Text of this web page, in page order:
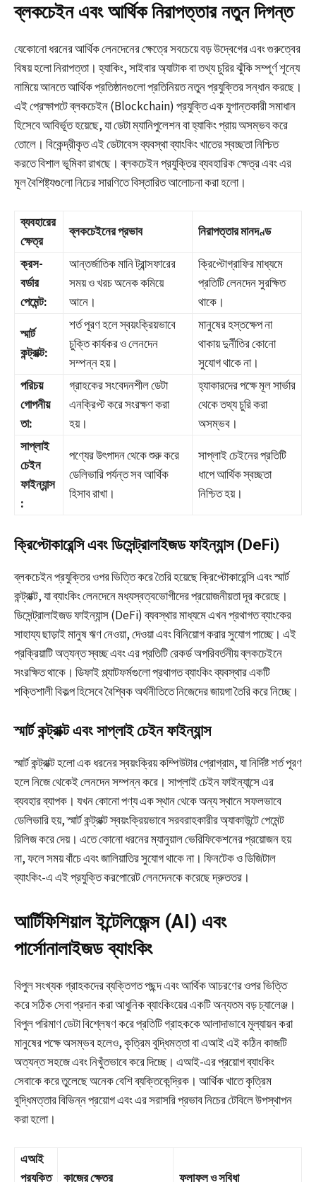
ব্লকচেইন এবং আর্থিক নিরাপত্তার নতুন দিগন্ত
যেকোনো ধরনের আর্থিক লেনদেনের ক্ষেত্রে সবচেয়ে বড় উদ্বেগের এবং গুরুত্বের
বিষয় হলো নিরাপত্তা। হ্যাকিং, সাইবার অ্যাটাক বা তথ্য চুরির ঝুঁকি সম্পূর্ণ শূন্যে
নামিয়ে আনতে আর্থিক প্রতিষ্ঠানগুলো প্রতিনিয়ত নতুন প্রযুক্তির সন্ধান করছে।
এই প্রেক্ষাপটে ব্লকচেইন (Blockchain) প্রযুক্তি এক যুগান্তকারী সমাধান
হিসেবে আবির্ভূত হয়েছে, যা ডেটা ম্যানিপুলেশন বা হ্যাকিং প্রায় অসম্ভব করে
তোলে। বিকেন্দ্রীকৃত এই ডেটাবেস ব্যবস্থা ব্যাংকিং খাতের স্বচ্ছতা নিশ্চিত
করতে বিশাল ভূমিকা রাখছে। ব্লকচেইন প্রযুক্তির ব্যবহারিক ক্ষেত্র এবং এর
মূল বৈশিষ্ট্যগুলো নিচের সারণিতে বিস্তারিত আলোচনা করা হলো।
ব্যবহারের
ক্ষেত্র
ব্লকচেইনের প্রভাব নিরাপত্তার মানদণ্ড
ক্রস-
বর্ডার
পেমেন্ট:
আন্তর্জাতিক মানি ট্রান্সফারের
সময় ও খরচ অনেক কমিয়ে
আনে।
ক্রিপ্টোগ্রাফির মাধ্যমে
প্রতিটি লেনদেন সুরক্ষিত
থাকে।
স্মার্ট
কন্ট্রাক্ট:
শর্ত পূরণ হলে স্বয়ংক্রিয়ভাবে
চুক্তি কার্যকর ও লেনদেন
সম্পন্ন হয়।
মানুষের হস্তক্ষেপ না
থাকায় দুর্নীতির কোনো
সুযোগ থাকে না।
পরিচয়
গোপনীয়
তা:
গ্রাহকের সংবেদনশীল ডেটা
এনক্রিপ্ট করে সংরক্ষণ করা
হয়।
হ্যাকারদের পক্ষে মূল সার্ভার
থেকে তথ্য চুরি করা
অসম্ভব।
সাপ্লাই
চেইন
ফাইন্যান্স
:
পণ্যের উৎপাদন থেকে শুরু করে
ডেলিভারি পর্যন্ত সব আর্থিক
হিসাব রাখা।
সাপ্লাই চেইনের প্রতিটি
ধাপে আর্থিক স্বচ্ছতা
নিশ্চিত হয়।
ক্রিপ্টোকারেন্সি এবং ডিসেন্ট্রালাইজড ফাইন্যান্স (DeFi)
ব্লকচেইন প্রযুক্তির ওপর ভিত্তি করে তৈরি হয়েছে ক্রিপ্টোকারেন্সি এবং স্মার্ট
কন্ট্রাক্ট, যা ব্যাংকিং লেনদেনে মধ্যস্বত্বভোগীদের প্রয়োজনীয়তা দূর করেছে।
ডিসেন্ট্রালাইজড ফাইন্যান্স (DeFi) ব্যবস্থার মাধ্যমে এখন প্রথাগত ব্যাংকের
সাহায্য ছাড়াই মানুষ ঋণ নেওয়া, দেওয়া এবং বিনিয়োগ করার সুযোগ পাচ্ছে। এই
প্রক্রিয়াটি অত্যন্ত স্বচ্ছ এবং এর প্রতিটি রেকর্ড অপরিবর্তনীয় ব্লকচেইনে
সংরক্ষিত থাকে। ডিফাই প্ল্যাটফর্মগুলো প্রথাগত ব্যাংকিং ব্যবস্থার একটি
শক্তিশালী বিকল্প হিসেবে বৈশ্বিক অর্থনীতিতে নিজেদের জায়গা তৈরি করে নিচ্ছে।
স্মার্ট কন্ট্রাক্ট এবং সাপ্লাই চেইন ফাইন্যান্স
স্মার্ট কন্ট্রাক্ট হলো এক ধরনের স্বয়ংক্রিয় কম্পিউটার প্রোগ্রাম, যা নির্দিষ্ট শর্ত পূরণ
হলে নিজে থেকেই লেনদেন সম্পন্ন করে। সাপ্লাই চেইন ফাইন্যান্সে এর
ব্যবহার ব্যাপক। যখন কোনো পণ্য এক স্থান থেকে অন্য স্থানে সফলভাবে
ডেলিভারি হয়, স্মার্ট কন্ট্রাক্ট স্বয়ংক্রিয়ভাবে সরবরাহকারীর অ্যাকাউন্টে পেমেন্ট
রিলিজ করে দেয়। এতে কোনো ধরনের ম্যানুয়াল ভেরিফিকেশনের প্রয়োজন হয়
না, ফলে সময় বাঁচে এবং জালিয়াতির সুযোগ থাকে না। ফিনটেক ও ডিজিটাল
ব্যাংকিং-এ এই প্রযুক্তি করপোরেট লেনদেনকে করেছে দ্রুততর।
আর্টিফিশিয়াল ইন্টেলিজেন্স (AI) এবং
পার্সোনালাইজড ব্যাংকিং
বিপুল সংখ্যক গ্রাহকদের ব্যক্তিগত পছন্দ এবং আর্থিক আচরণের ওপর ভিত্তি
করে সঠিক সেবা প্রদান করা আধুনিক ব্যাংকিংয়ের একটি অন্যতম বড় চ্যালেঞ্জ।
বিপুল পরিমাণ ডেটা বিশ্লেষণ করে প্রতিটি গ্রাহককে আলাদাভাবে মূল্যায়ন করা
মানুষের পক্ষে অসম্ভব হলেও, কৃত্রিম বুদ্ধিমত্তা বা এআই এই কঠিন কাজটি
অত্যন্ত সহজে এবং নিখুঁতভাবে করে দিচ্ছে। এআই-এর প্রয়োগ ব্যাংকিং
সেবাকে করে তুলেছে অনেক বেশি ব্যক্তিকেন্দ্রিক। আর্থিক খাতে কৃত্রিম
বুদ্ধিমত্তার বিভিন্ন প্রয়োগ এবং এর সরাসরি প্রভাব নিচের টেবিলে উপস্থাপন
করা হলো।
এআই
প্রযুক্তি
কাজের ক্ষেত্র ফলাফল ও সুবিধা